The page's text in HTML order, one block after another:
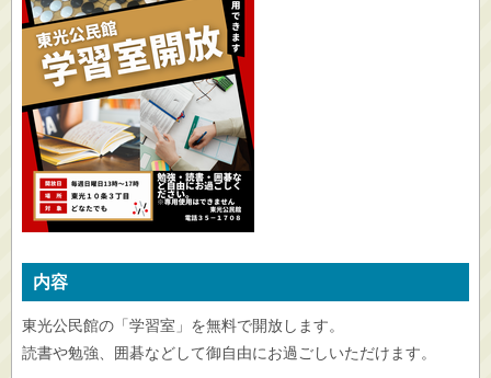
内容
東光公民館の「学習室」を無料で開放します。
読書や勉強、囲碁などして御自由にお過ごしいただけます。